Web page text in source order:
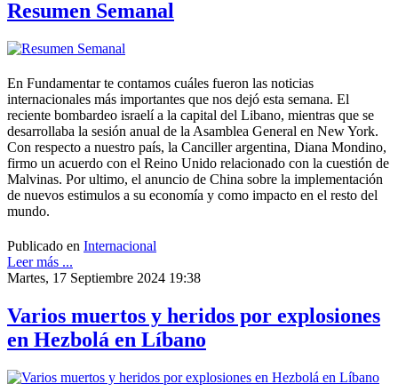
Resumen Semanal
En Fundamentar te contamos cuáles fueron las noticias
internacionales más importantes que nos dejó esta semana. El
reciente bombardeo israelí a la capital del Libano, mientras que se
desarrollaba la sesión anual de la Asamblea General en New York.
Con respecto a nuestro país, la Canciller argentina, Diana Mondino,
firmo un acuerdo con el Reino Unido relacionado con la cuestión de
Malvinas. Por ultimo, el anuncio de China sobre la implementación
de nuevos estimulos a su economía y como impacto en el resto del
mundo.
Publicado en Internacional
Leer más ...
Martes, 17 Septiembre 2024 19:38
Varios muertos y heridos por explosiones
en Hezbolá en Líbano